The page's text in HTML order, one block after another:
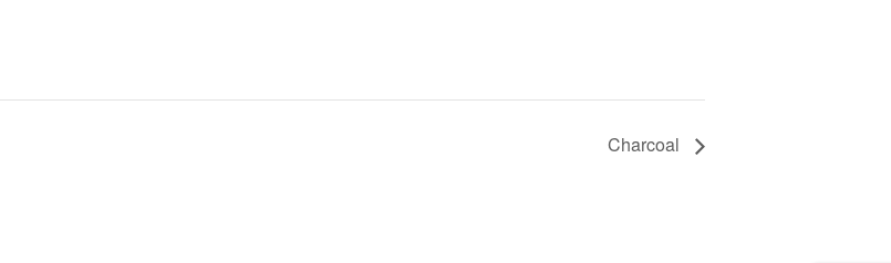
Charcoal